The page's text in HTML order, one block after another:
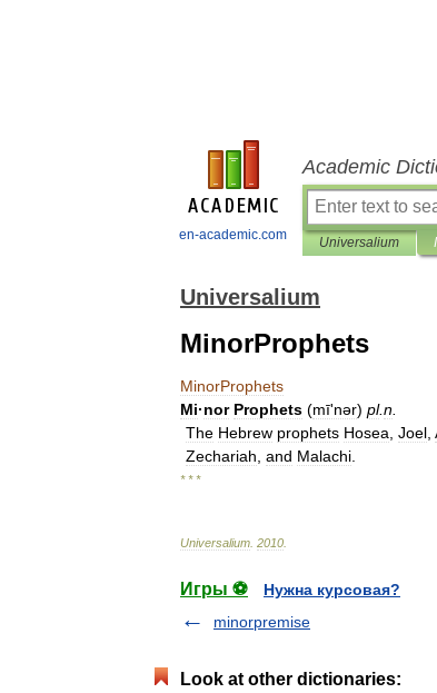
en-academic.com
Academic
Universalium
Universalium
MinorProphets
MinorProphets
Mi·nor Prophets (mīʹnər) pl.n
The Hebrew prophets Hosea Joel
Zechariah and Malachi
* * *
Universalium 2010
Игры ⚽
Нужна курсовая?
minorpremise
Look at other dictionaries: